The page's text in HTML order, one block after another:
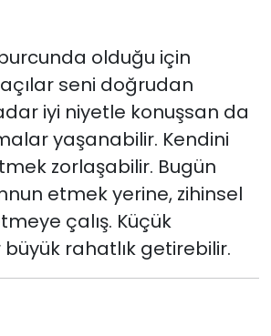
olduğu için
seni doğrudan
iyi niyetle konuşsan da
yaşanabilir. Kendini
zorlaşabilir. Bugün
etmek yerine, zihinsel
çalış. Küçük
rahatlık getirebilir.